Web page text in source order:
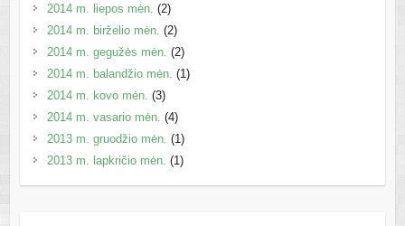
2014 m. liepos mėn. (2)
2014 m. birželio mėn. (2)
2014 m. gegužės mėn. (2)
2014 m. balandžio mėn. (1)
2014 m. kovo mėn. (3)
2014 m. vasario mėn. (4)
2013 m. gruodžio mėn. (1)
2013 m. lapkričio mėn. (1)